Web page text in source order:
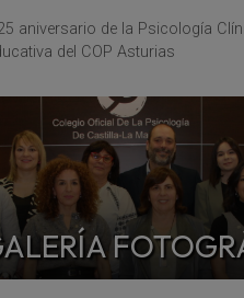
aniversario de la Psicología
del COP Asturias